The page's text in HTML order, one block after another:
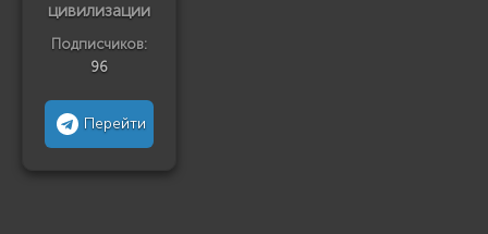
цивилизации
Подписчиков:
96
Перейти